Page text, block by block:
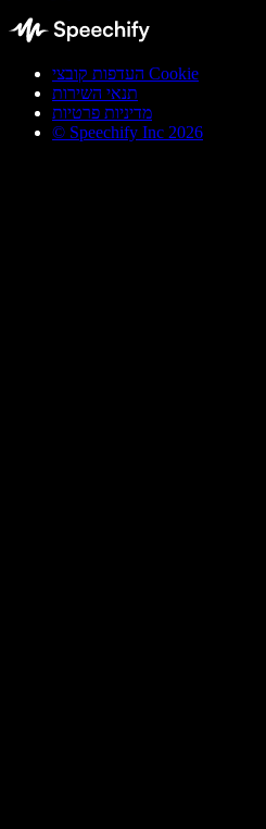
העדפות קובצי Cookie
תנאי השירות
מדיניות פרטיות
© Speechify Inc 2026